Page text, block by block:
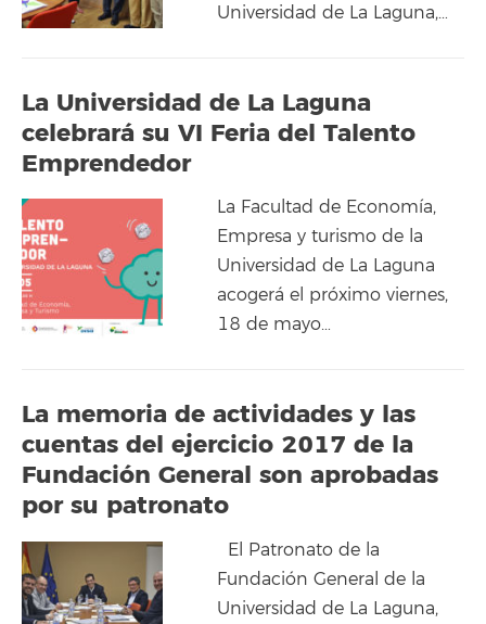
Universidad de La Laguna,…
La Universidad de La Laguna
celebrará su VI Feria del Talento
Emprendedor
La Facultad de Economía,
Empresa y turismo de la
Universidad de La Laguna
acogerá el próximo viernes,
18 de mayo…
La memoria de actividades y las
cuentas del ejercicio 2017 de la
Fundación General son aprobadas
por su patronato
El Patronato de la
Fundación General de la
Universidad de La Laguna,